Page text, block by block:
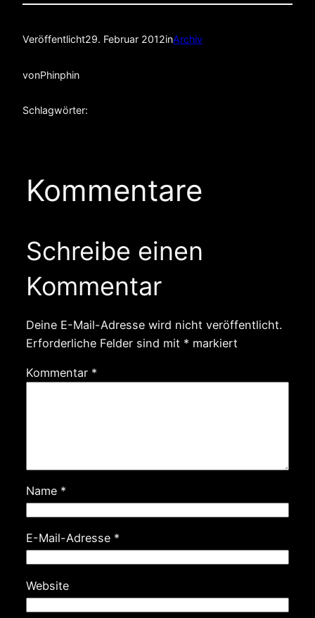
Veröffentlicht29. Februar 2012inArchiv
vonPhinphin
Schlagwörter:
Kommentare
Schreibe einen
Kommentar
Deine E-Mail-Adresse wird nicht veröffentlicht.
Erforderliche Felder sind mit * markiert
Kommentar *
Name *
E-Mail-Adresse *
Website